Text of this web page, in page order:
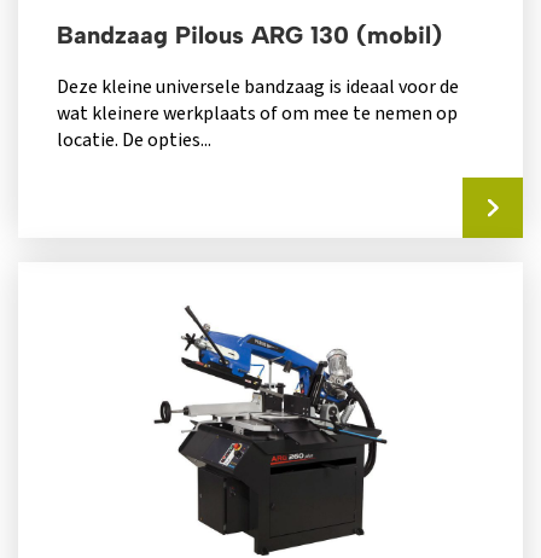
Bandzaag Pilous ARG 130 (mobil)
Deze kleine universele bandzaag is ideaal voor de
wat kleinere werkplaats of om mee te nemen op
locatie. De opties...